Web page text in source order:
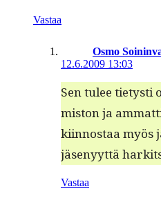
Vastaa
Osmo
12.6.2009 13:03
Sen tulee tietysti
mis­ton ja
kiin­nos­taa myös
jäsenyyt­tä
Vastaa